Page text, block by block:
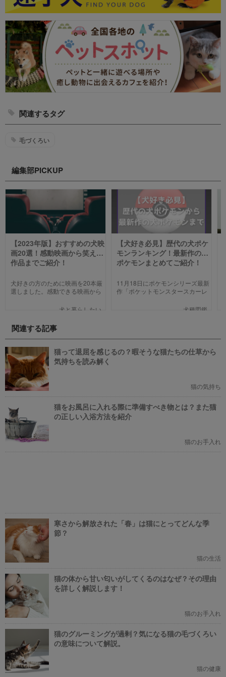
関連するタグ
毛づくろい
編集部PICKUP
【2023年版】おすすめの犬映
画20選！感動映画から笑える
作品までご紹介！
犬好きの方のために映画を20本厳
選しました。感動できる映画から
で、犬の名作映画を邦画7本,洋画7
ぞれの映画の魅力やあらすじを短
い文章で簡潔に紹介しています。
映画選びの参考にしていただけれ
ばと思います。
犬と暮らしたい
【犬好き必見】歴代の犬ポケ
モンランキング！最新作の犬
ポケモンまとめてご紹介！
11月18日にポケモンシリーズ最新
作「ポケットモンスタースカーレ
オレット」が世界同時発売しまし
った方も、可愛くてかっこいい犬
モチーフのポケモンにメロメロに
なっちゃうかも。
犬種図鑑
関連する記事
猫って退屈を感じるの？暇そうな猫たちの仕草から
気持ちを読み解く
猫の気持ち
猫をお風呂に入れる際に準備すべき物とは？また猫
の正しい入浴方法を紹介
猫のお手入れ
寒さから解放された「春」は猫にとってどんな季
節？
猫の生活
猫の体から甘い匂いがしてくるのはなぜ？その理由
を詳しく解説します！
猫のお手入れ
猫のグルーミングが過剰？気になる猫の毛づくろい
の意味について解説。
猫の健康